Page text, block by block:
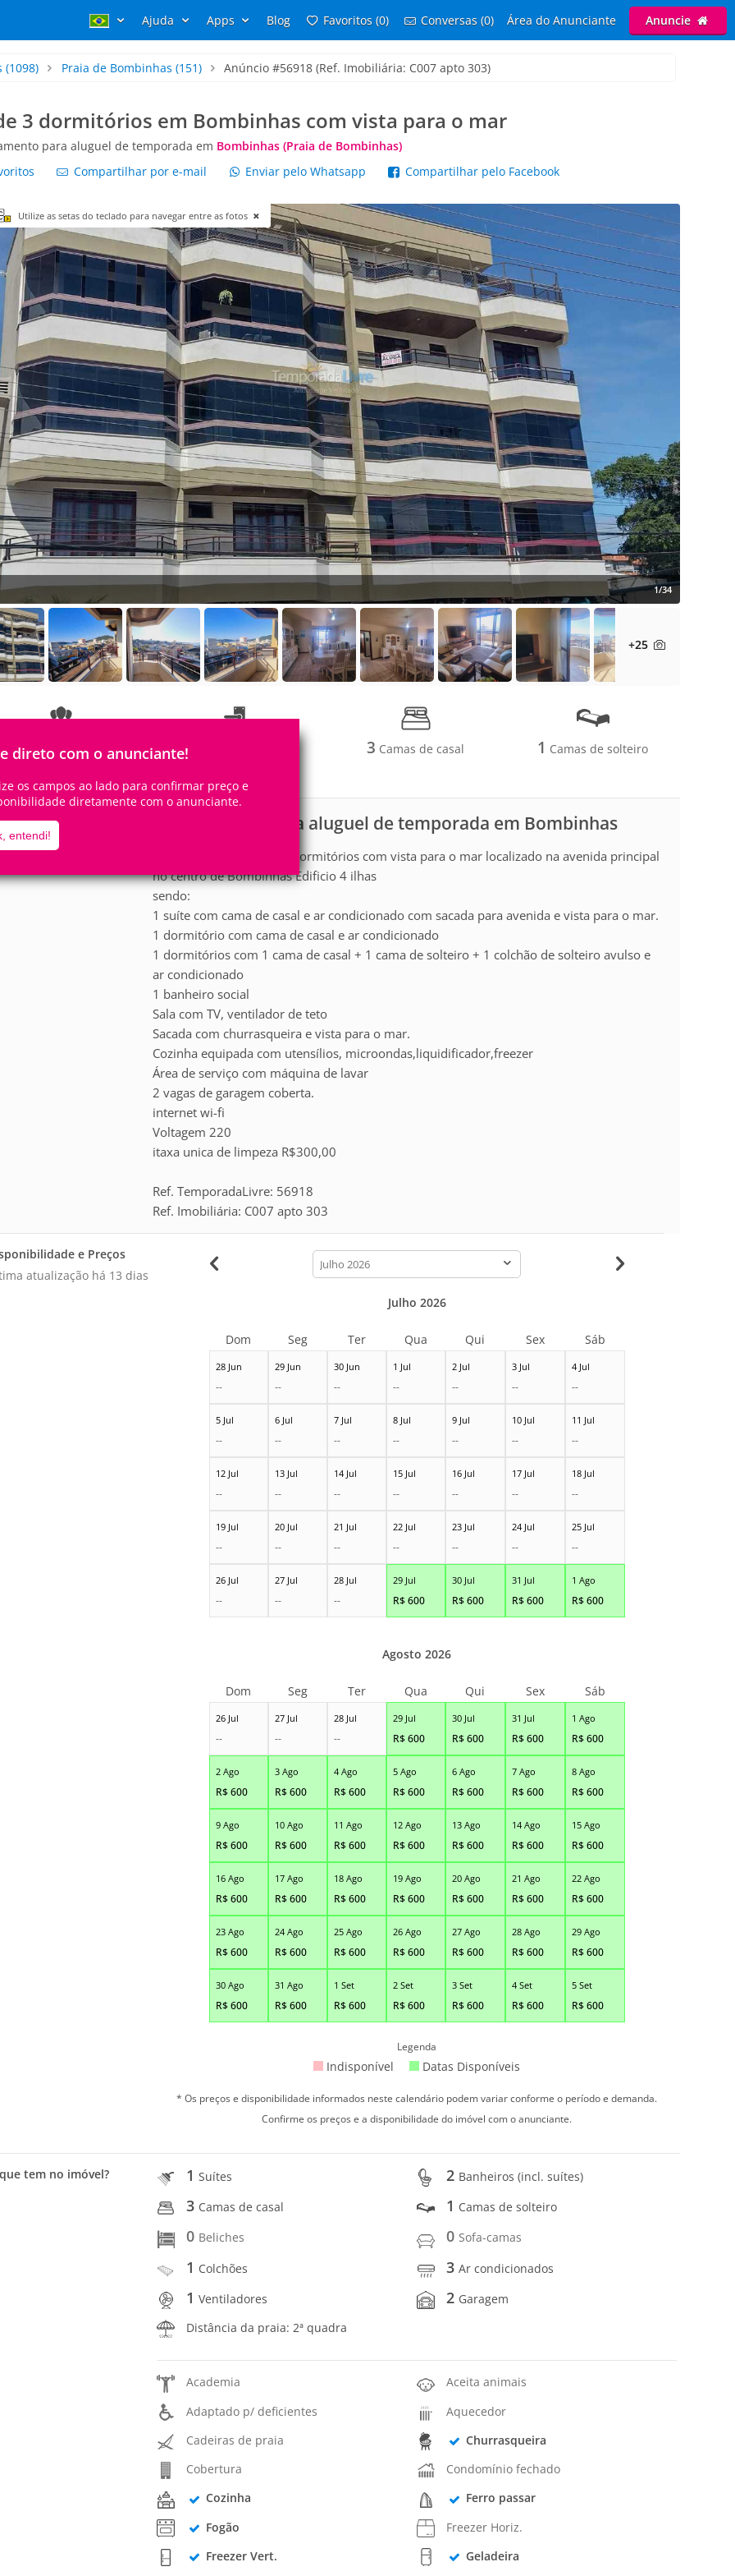
Ajuda Apps Blog Favoritos (0) Conversas (0) Área do Anunciante Anuncie
(1098) Praia de Bombinhas (151) Anúncio #56918 (Ref. Imobiliária: C007 apto 303)
3 dormitórios em Bombinhas com vista para o mar
para aluguel de temporada em Bombinhas (Praia de Bombinhas)
Compartilhar por e-mail Enviar pelo Whatsapp Compartilhar pelo Facebook
direto com o anunciante!
os campos ao lado para confirmar preço e
diretamente com o anunciante.
entendi!
Utilize as setas do teclado para navegar entre as fotos
1/34
+25
8Pessoas 3 Camas de casal 1 Camas de solteiro
Apartamento para aluguel de temporada em Bombinhas
Lindo apartamento de 3 dormitórios com vista para o mar localizado na avenida principal
no centro de Bombinhas Edificio 4 ilhas
sendo:
1 suíte com cama de casal e ar condicionado com sacada para avenida e vista para o mar.
1 dormitório com cama de casal e ar condicionado
1 dormitórios com 1 cama de casal + 1 cama de solteiro + 1 colchão de solteiro avulso e
ar condicionado
1 banheiro social
Sala com TV, ventilador de teto
Sacada com churrasqueira e vista para o mar.
Cozinha equipada com utensílios, microondas,liquidificador,freezer
Área de serviço com máquina de lavar
2 vagas de garagem coberta.
internet wi-fi
Voltagem 220
itaxa unica de limpeza R$300,00
Ref. TemporadaLivre: 56918
Ref. Imobiliária: C007 apto 303
e Preços
atualização há 13 dias
calendar-
month
28 Jun
--
29 Jun
--
30 Jun
--
1 Jul
--
2 Jul
--
3 Jul
--
4 Jul
--
5 Jul
--
6 Jul
--
7 Jul
--
8 Jul
--
9 Jul
--
10 Jul
--
11 Jul
--
12 Jul
--
13 Jul
--
14 Jul
--
15 Jul
--
16 Jul
--
17 Jul
--
18 Jul
--
19 Jul
--
20 Jul
--
21 Jul
--
22 Jul
--
23 Jul
--
24 Jul
--
25 Jul
--
26 Jul
--
27 Jul
--
28 Jul
--
29 Jul
R$600
30 Jul
R$600
31 Jul
R$600
1 Ago
R$600
Julho 2026
Dom Seg Ter Qua Qui Sex Sáb
26 Jul
--
27 Jul
--
28 Jul
--
29 Jul
R$600
30 Jul
R$600
31 Jul
R$600
1 Ago
R$600
2 Ago
R$600
3 Ago
R$600
4 Ago
R$600
5 Ago
R$600
6 Ago
R$600
7 Ago
R$600
8 Ago
R$600
9 Ago
R$600
10 Ago
R$600
11 Ago
R$600
12 Ago
R$600
13 Ago
R$600
14 Ago
R$600
15 Ago
R$600
16 Ago
R$600
17 Ago
R$600
18 Ago
R$600
19 Ago
R$600
20 Ago
R$600
21 Ago
R$600
22 Ago
R$600
23 Ago
R$600
24 Ago
R$600
25 Ago
R$600
26 Ago
R$600
27 Ago
R$600
28 Ago
R$600
29 Ago
R$600
30 Ago
R$600
31 Ago
R$600
1 Set
R$600
2 Set
R$600
3 Set
R$600
4 Set
R$600
5 Set
R$600
Agosto 2026
Dom Seg Ter Qua Qui Sex Sáb
Legenda
Indisponível Datas Disponíveis
* Os preços e disponibilidade informados neste calendário podem variar conforme o período e demanda.
Confirme os preços e a disponibilidade do imóvel com o anunciante.
tem no imóvel? 1Suítes 2 Banheiros (incl. suítes)
3 Camas de casal 1 Camas de solteiro
0 Beliches 0 Sofa-camas
1 Colchões 3Ar condicionados
1Ventiladores 2 Garagem
Distância da praia: 2ª quadra
Academia
Aceita animais
Adaptado p/ deficientes
Aquecedor
Cadeiras de praia
Churrasqueira
Cobertura
Condomínio fechado
Cozinha
Ferro passar
Fogão
Freezer Horiz.
Freezer Vert.
Geladeira